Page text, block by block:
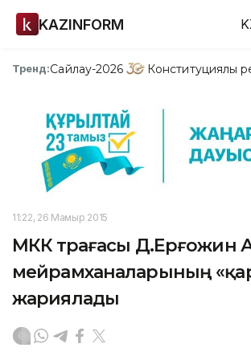
KAZINFORM
Тренд:Сайлау-2026 Конституциялық
11:22, 26 Мамыр 2015
МКК төрағасы Д.Ерғожин
мейрамханаларының
жариялады